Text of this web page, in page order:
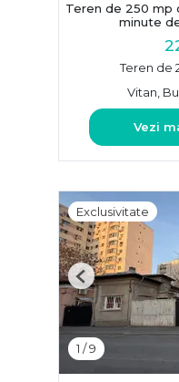
Teren de 250 mp
minute
Teren de
Vitan,
Vezi
Exclusivitate
1 /9
Previous